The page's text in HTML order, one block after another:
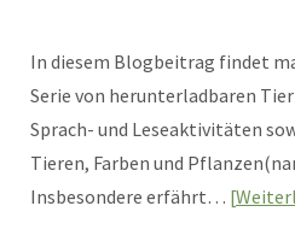
In diesem Blogbeitrag findet
Serie von herunterladbaren
Sprach- und Leseaktivitäten
Tieren, Farben und
Insbesondere erfährt…